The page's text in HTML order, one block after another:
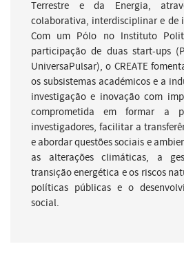
Terrestre e da Energia,
colaborativa, interdisciplinar e de
Com um Pólo no Instituto
participação de duas start-ups
UniversaPulsar), o CREATE
os subsistemas académicos e a
investigação e inovação com
comprometida em formar a
investigadores, facilitar a
e abordar questões sociais e
as alterações climáticas, a
transição energética e os riscos
políticas públicas e o
social.